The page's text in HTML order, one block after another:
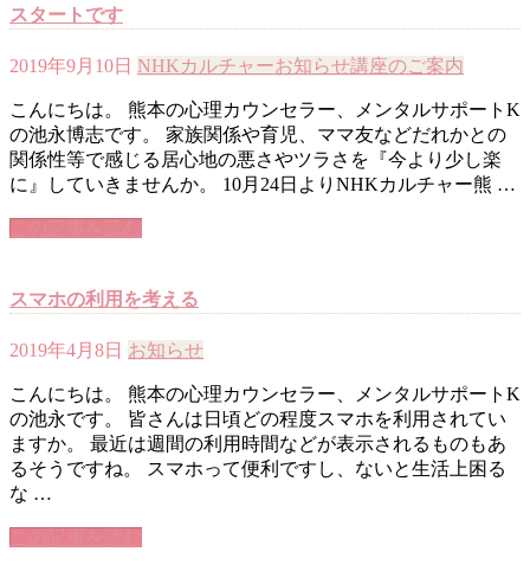
スタートです
2019年9月10日 NHKカルチャーお知らせ講座のご案内
こんにちは。 熊本の心理カウンセラー、メンタルサポートK
の池永博志です。 家族関係や育児、ママ友などだれかとの
関係性等で感じる居心地の悪さやツラさを『今より少し楽
に』していきませんか。 10月24日よりNHKカルチャー熊 …
スマホの利用を考える
2019年4月8日 お知らせ
こんにちは。 熊本の心理カウンセラー、メンタルサポートK
の池永です。 皆さんは日頃どの程度スマホを利用されてい
ますか。 最近は週間の利用時間などが表示されるものもあ
るそうですね。 スマホって便利ですし、ないと生活上困る
な …